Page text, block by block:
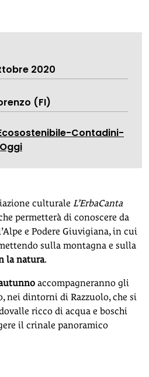
2020
(FI)
Contadini-
culturale L’ErbaCanta
permetterà di conoscere da
e Podere Giuvigiana, in cui
sulla montagna e sulla
la natura.
accompagneranno gli
nei dintorni di Razzuolo, che si
ricco di acqua e boschi
il crinale panoramico